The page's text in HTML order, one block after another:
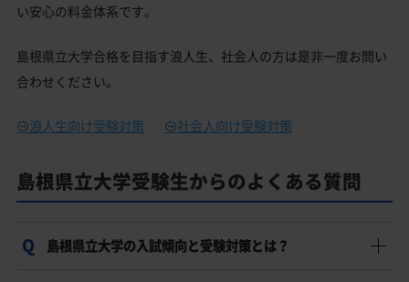
い安心の料金体系です。
島根県立大学合格を目指す浪人生、社会人の方は是非一度お問い
合わせください。
浪人生向け受験対策 社会人向け受験対策
島根県立大学受験生からのよくある質問
島根県立大学の入試傾向と受験対策とは？